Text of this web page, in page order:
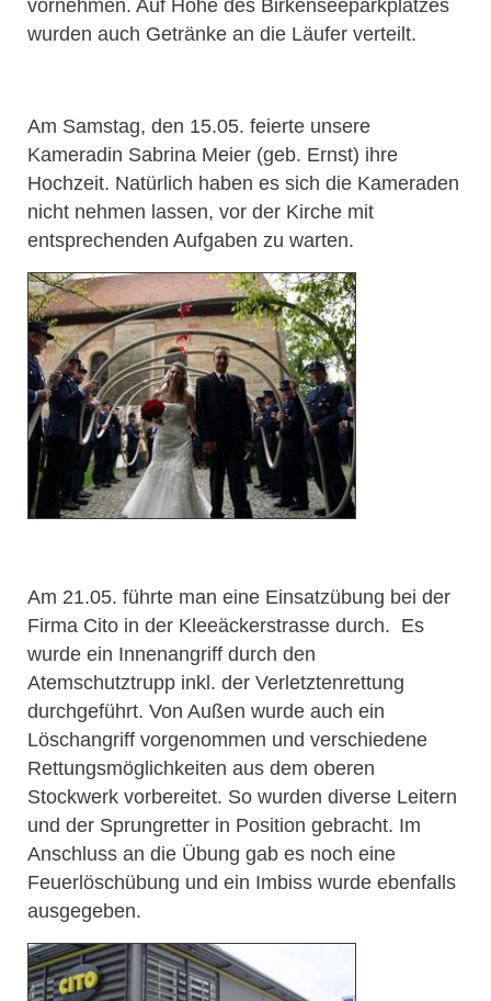
vornehmen. Auf Höhe des Birkenseeparkplatzes
wurden auch Getränke an die Läufer verteilt.
Am Samstag, den 15.05. feierte unsere
Kameradin Sabrina Meier (geb. Ernst) ihre
Hochzeit. Natürlich haben es sich die Kameraden
nicht nehmen lassen, vor der Kirche mit
entsprechenden Aufgaben zu warten.
Am 21.05. führte man eine Einsatzübung bei der
Firma Cito in der Kleeäckerstrasse durch. Es
wurde ein Innenangriff durch den
Atemschutztrupp inkl. der Verletztenrettung
durchgeführt. Von Außen wurde auch ein
Löschangriff vorgenommen und verschiedene
Rettungsmöglichkeiten aus dem oberen
Stockwerk vorbereitet. So wurden diverse Leitern
und der Sprungretter in Position gebracht. Im
Anschluss an die Übung gab es noch eine
Feuerlöschübung und ein Imbiss wurde ebenfalls
ausgegeben.